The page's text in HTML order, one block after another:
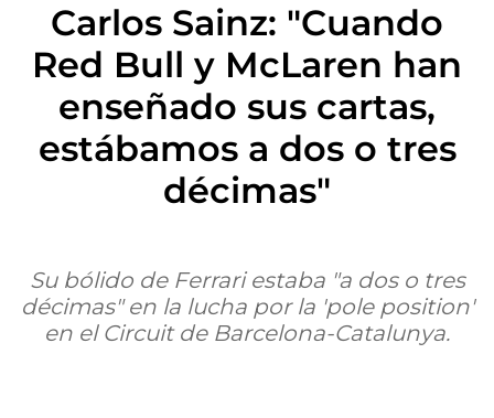
Carlos Sainz: "Cuando
Red Bull y McLaren han
enseñado sus cartas,
estábamos a dos o tres
décimas"
Su bólido de Ferrari estaba "a dos o tres
décimas" en la lucha por la 'pole position'
en el Circuit de Barcelona-Catalunya.